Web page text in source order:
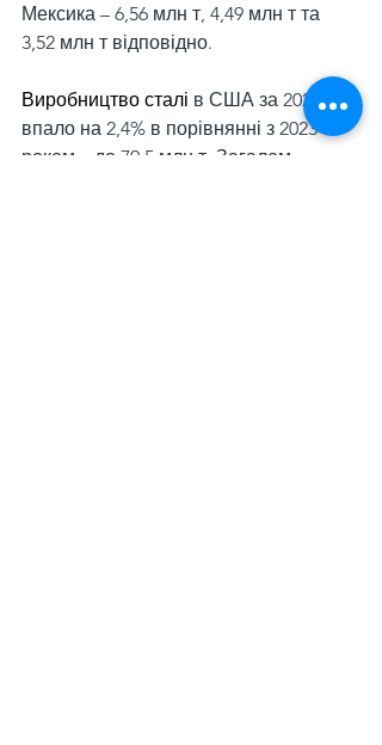
Мексика – 6,56 млн т, 4,49 млн т та
3,52 млн т відповідно.
Виробництво сталі в США за 2024 рік
впало на 2,4% в порівнянні з 2023
роком – до 79,5 млн т. Загалом